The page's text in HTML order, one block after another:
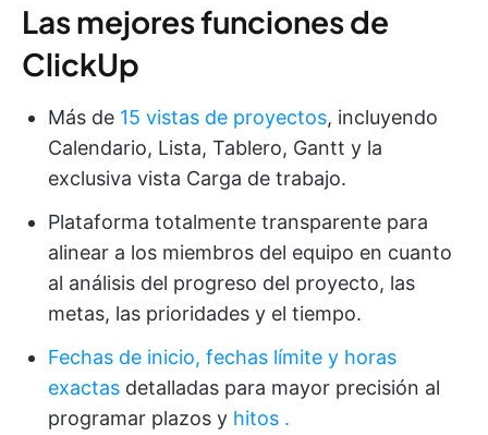
Las mejores funciones de
ClickUp
Más de 15 vistas de proyectos, incluyendo
Calendario, Lista, Tablero, Gantt y la
exclusiva vista Carga de trabajo.
Plataforma totalmente transparente para
alinear a los miembros del equipo en cuanto
al análisis del progreso del proyecto, las
metas, las prioridades y el tiempo.
Fechas de inicio, fechas límite y horas
exactas detalladas para mayor precisión al
programar plazos y hitos .